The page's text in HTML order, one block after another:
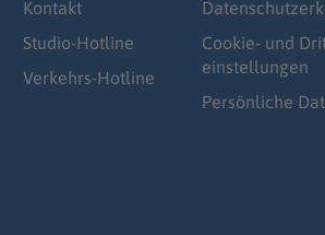
Kontakt
Studio-Hotline
Verkehrs-Hotline
Cookie- und
einstellungen
Persönliche